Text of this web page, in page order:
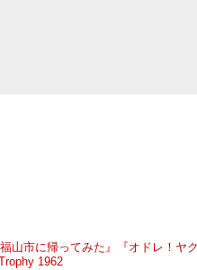
山市に帰ってみた』『オドレ！ヤク
1962